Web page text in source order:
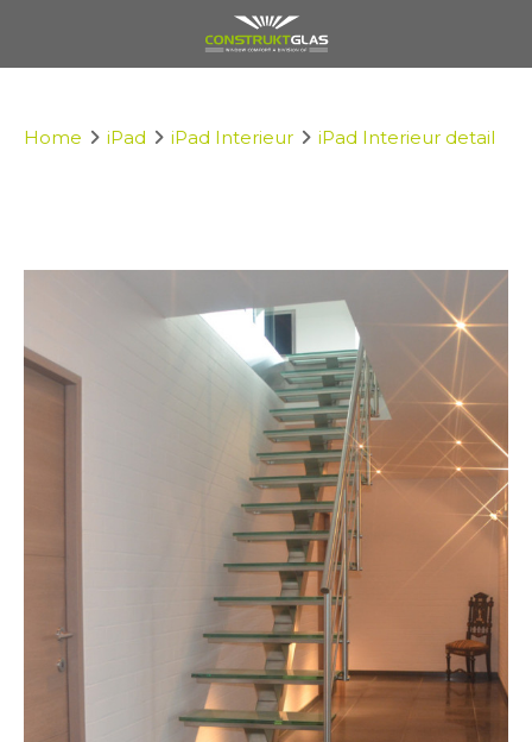
Home iPad iPad Interieur iPad Interieur detail